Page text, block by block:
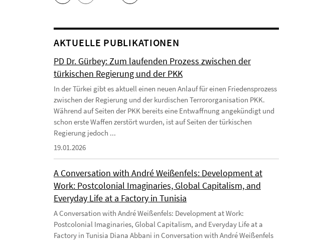
AKTUELLE PUBLIKATIONEN
PD Dr. Gürbey: Zum laufenden Prozess zwischen der
türkischen Regierung und der PKK
In der Türkei gibt es aktuell einen neuen Anlauf für einen Friedensprozess
zwischen der Regierung und der kurdischen Terrororganisation PKK.
Während auf Seiten der PKK bereits eine Entwaffnung angekündigt und
schon erste Waffen zerstört wurden, ist auf Seiten der türkischen
Regierung jedoch ...
19.01.2026
A Conversation with André Weißenfels: Development at
Work: Postcolonial Imaginaries, Global Capitalism, and
Everyday Life at a Factory in Tunisia
A Conversation with André Weißenfels: Development at Work:
Postcolonial Imaginaries, Global Capitalism, and Everyday Life at a
Factory in Tunisia Diana Abbani in Conversation with André Weißenfels